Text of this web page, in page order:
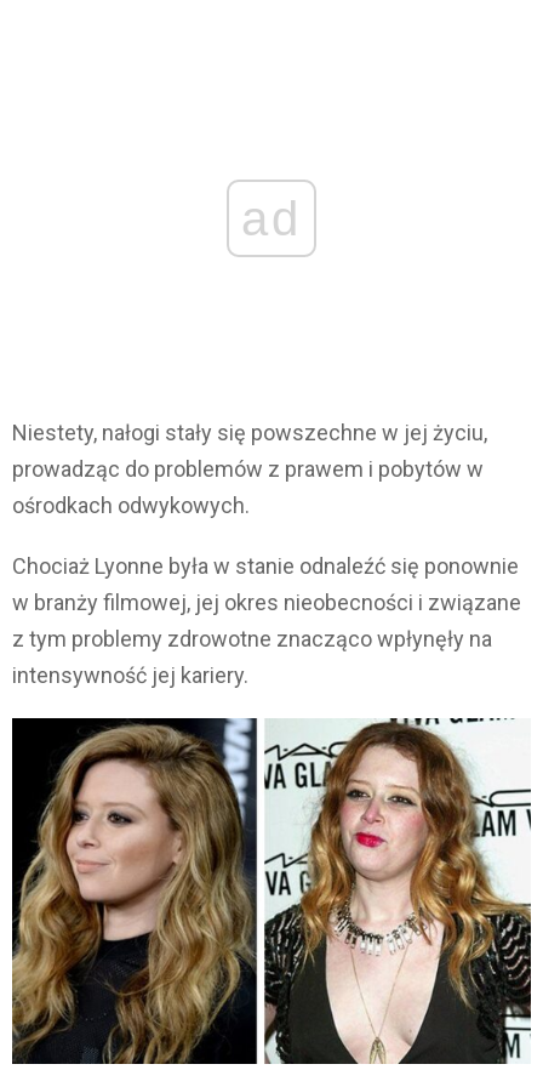
ad
Niestety, nałogi stały się powszechne w jej życiu,
prowadząc do problemów z prawem i pobytów w
ośrodkach odwykowych.
Chociaż Lyonne była w stanie odnaleźć się ponownie
w branży filmowej, jej okres nieobecności i związane
z tym problemy zdrowotne znacząco wpłynęły na
intensywność jej kariery.